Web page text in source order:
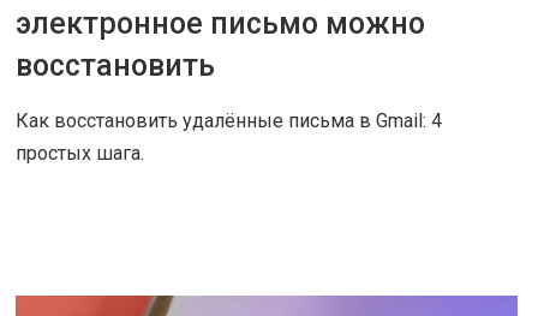
электронное письмо можно
восстановить
Как восстановить удалённые письма в Gmail: 4
простых шага.